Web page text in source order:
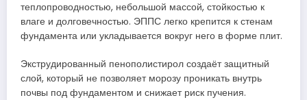
теплопроводностью, небольшой массой, стойкостью к
влаге и долговечностью. ЭППС легко крепится к стенам
фундамента или укладывается вокруг него в форме плит.
Экструдированный пенополистирол создаёт защитный
слой, который не позволяет морозу проникать внутрь
почвы под фундаментом и снижает риск пучения.